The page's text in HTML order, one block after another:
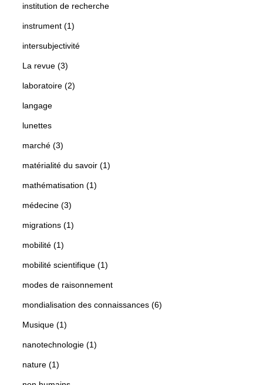
institution de recherche
instrument (1)
intersubjectivité
La revue (3)
laboratoire (2)
langage
lunettes
marché (3)
matérialité du savoir (1)
mathématisation (1)
médecine (3)
migrations (1)
mobilité (1)
mobilité scientifique (1)
modes de raisonnement
mondialisation des connaissances (6)
Musique (1)
nanotechnologie (1)
nature (1)